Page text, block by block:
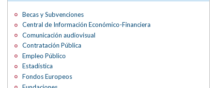
Becas y Subvenciones
Central de Información Económico-Financiera
Comunicación audiovisual
Contratación Pública
Empleo Público
Estadística
Fondos Europeos